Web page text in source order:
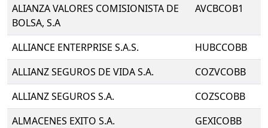
ALIANZA VALORES COMISIONISTA DE
BOLSA, S.A
AVCBCOB1
ALLIANCE ENTERPRISE S.A.S.
HUBCCOBB
ALLIANZ SEGUROS DE VIDA S.A.
COZVCOBB
ALLIANZ SEGUROS S.A.
COZSCOBB
ALMACENES EXITO S.A.
GEXICOBB